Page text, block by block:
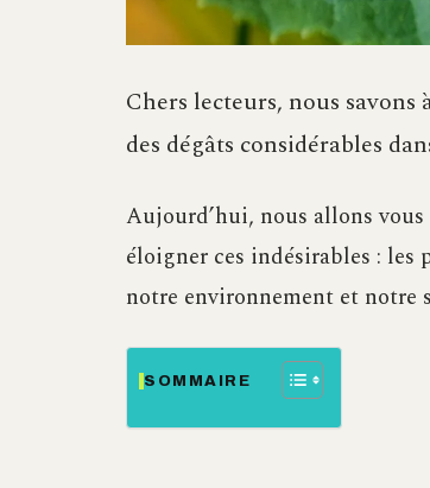
Chers lecteurs, nous
des dégâts considérables
Aujourd’hui, nous allons
éloigner ces indésirables :
notre environnement et notre
SOMMAIRE